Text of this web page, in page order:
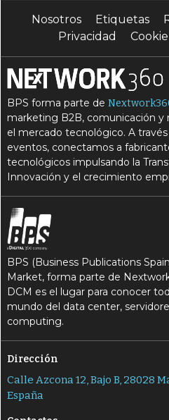
Nosotros Etiquetas
Privacidad
Cookie
BPS forma parte de
marketing B2B, comunicación y
el mercado tecnológico. A
eventos, conectamos a
tecnológicos impulsando la
Innovación y el crecimiento
BPS (Business Publications
Market, forma parte de
DCM es el lugar para conocer
mundo del data center,
computing.
Dirección
Calle Azcona 12, Bajo B, 28028
España